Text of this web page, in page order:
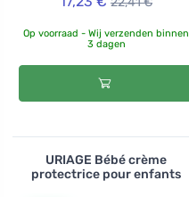
Op voorraad - Wij verzenden binnen
3 dagen
URIAGE Bébé crème
protectrice pour enfants